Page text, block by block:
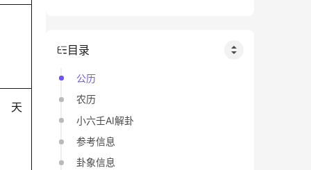
天
目录
公历
农历
小六壬AI解卦
参考信息
卦象信息